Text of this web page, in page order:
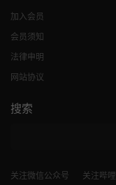
加入会员
会员须知
法律申明
网站协议
搜索
关注微信公众号 关注哔